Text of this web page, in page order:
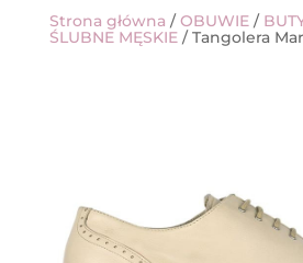
Strona główna /OBUWIE/
ŚLUBNE MĘSKIE/ Tangolera